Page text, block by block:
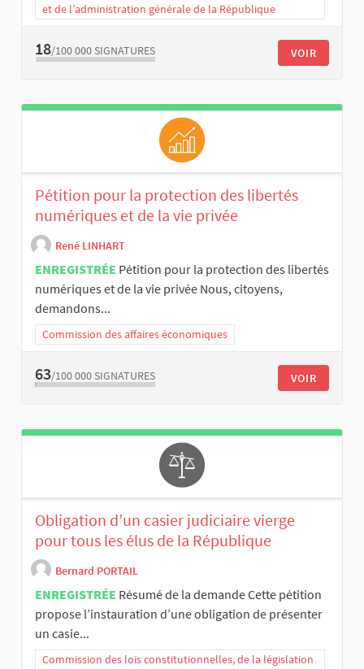
et de l’administration générale de la République
18/100 000 SIGNATURES VOIR
Pétition pour la protection des libertés
numériques et de la vie privée
René LINHART
ENREGISTRÉE Pétition pour la protection des libertés
numériques et de la vie privée Nous, citoyens,
demandons...
Commission des affaires économiques
63/100 000 SIGNATURES VOIR
Obligation d’un casier judiciaire vierge
pour tous les élus de la République
Bernard PORTAIL
ENREGISTRÉE Résumé de la demande Cette pétition
propose l’instauration d’une obligation de présenter
un casie...
Commission des lois constitutionnelles, de la législation